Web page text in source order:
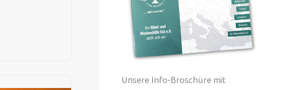
Unsere Info-Broschüre mit